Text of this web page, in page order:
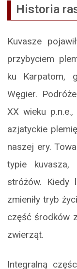
Historia
Kuvasze
przybyciem
ku Karpatom,
Węgier.
XX wieku
azjatyckie
naszej ery.
typie kuvasza,
stróżów. Kiedy
zmieniły tryb
część środków
zwierząt.
Integralną